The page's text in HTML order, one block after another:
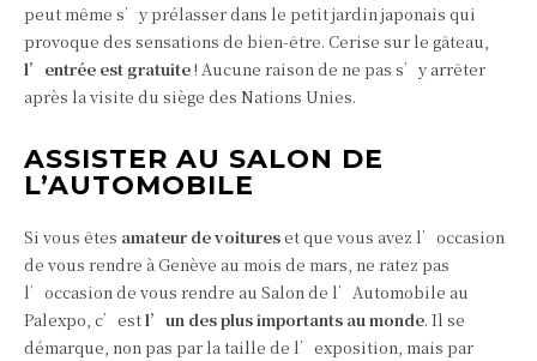
peut même s’y prélasser dans le petit jardin japonais qui
provoque des sensations de bien-être. Cerise sur le gâteau,
l’entrée est gratuite! Aucune raison de ne pas s’y arrêter
après la visite du siège des Nations Unies.
ASSISTER AU SALON DE
L’AUTOMOBILE
Si vous êtes amateur de voitureset que vous avez l’occasion
de vous rendre à Genève au mois de mars, ne ratez pas
l’occasion de vous rendre au Salon de l’Automobile au
Palexpo, c’estl’un des plus importants au monde. Il se
démarque, non pas par la taille de l’exposition, mais par